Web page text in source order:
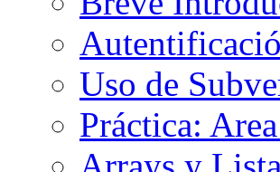
Uso de
Práctica: